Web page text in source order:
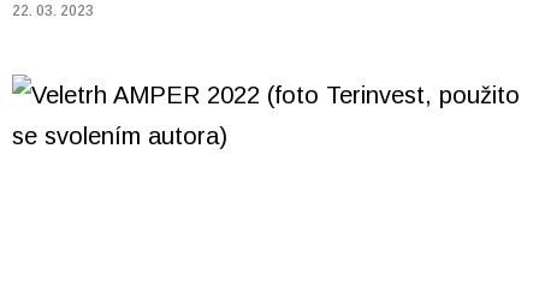
22. 03. 2023